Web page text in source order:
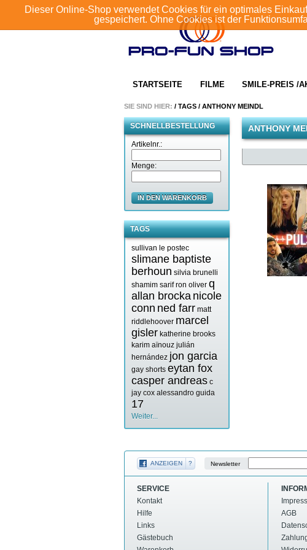
Dieser Online-Shop verwendet Cookies für ein optimales
gespeichert. Ohne Cookies ist der
STARTSEITE FILME SMILE-PREIS /
SIE SIND HIER: / TAGS / ANTHONY MEINDL
SCHNELLBESTELLUNG
Artikelnr.:
Menge:
IN DEN WARENKORB
TAGS
sullivan le postec
slimane baptiste
berhoun silvia brunelli
shamim sarif ron oliver q
allan brocka nicole
conn ned farr matt
riddlehoover marcel
gisler katherine brooks
karim aïnouz julián
hernández jon garcia
gay shorts eytan fox
casper andreas c
jay cox alessandro guida
17
Weiter...
ANTHONY
ANZEIGEN ? Newsletter
SERVICE
Kontakt
Hilfe
Links
Gästebuch
AGB